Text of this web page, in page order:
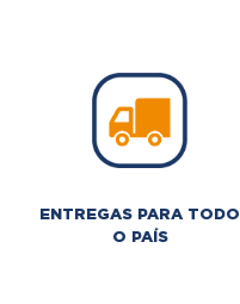
ENTREGAS PARA TODO
O PAÍS